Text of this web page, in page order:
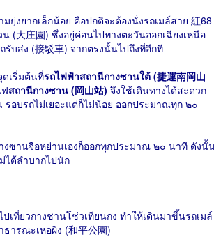
ยุ่งยากเล็กน้อย คือปกติจะต้องนั่งรถเมล์สาย 紅68
(大庄園) ซึ่งอยู่ค่อนไปทางตะวันออกเฉียงเหนือ
รับส่ง (接駁車) จากตรงนั้นไปถึงที่อีกที
ดเริ่มต้นที่รถไฟฟ้าสถานีกางซานใต้ (捷運南岡山
สถานีกางซาน (岡山站) จึงใช้เดินทางได้สะดวก
รอบรถไม่เยอะแต่ก็ไม่น้อย ออกประมาณทุก ๒๐
งซานจือหย่านเองก็ออกทุกประมาณ ๒๐ นาที ดังนั้
ได้ลำบากไปนัก
เที่ยวกางซานโซ่วเทียนกง ทำให้เดินมาขึ้นรถเมล์
ารณะเหอผิง (和平公園)